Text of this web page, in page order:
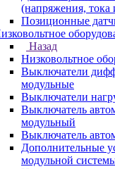
(напряжения, тока
Позиционные
Назад
Низковольтное
Выключатели
модульные
Выключатели
Выключатель
модульный
Выключатель
Дополнительные
модульной